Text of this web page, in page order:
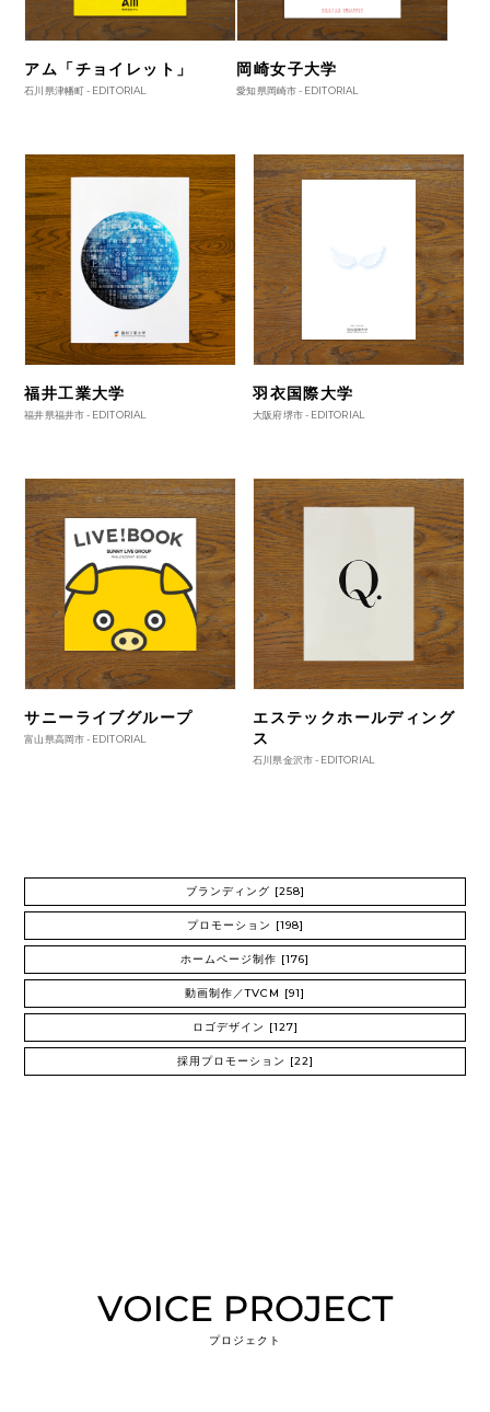
アム「チョイレット」
石川県津幡町 - EDITORIAL
岡崎女子大学
愛知県岡崎市 - EDITORIAL
福井工業大学
福井県福井市 - EDITORIAL
羽衣国際大学
大阪府堺市 - EDITORIAL
サニーライブグループ
富山県高岡市 - EDITORIAL
エステックホールディング
ス
石川県金沢市 - EDITORIAL
ブランディング [258]
プロモーション [198]
ホームページ制作 [176]
動画制作／TVCM [91]
ロゴデザイン [127]
採用プロモーション [22]
プロジェクト